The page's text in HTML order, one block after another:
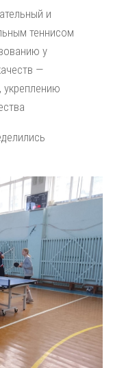
и
теннисом
у
—
укреплению